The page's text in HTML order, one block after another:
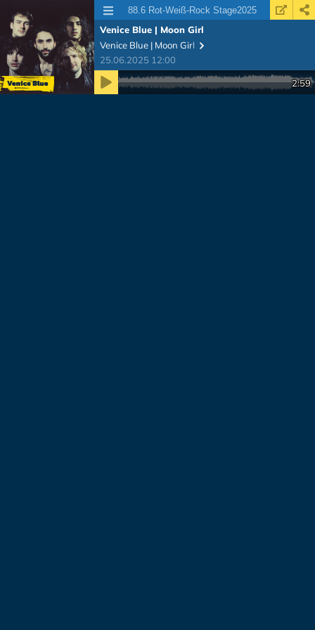
88.6 Rot-Weiß-Rock Stage2025
Venice Blue | Moon Girl
Venice Blue | Moon Girl
25.06.2025 12:00
Zeit 2:59